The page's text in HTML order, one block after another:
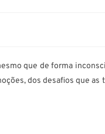
que de forma
dos desafios que